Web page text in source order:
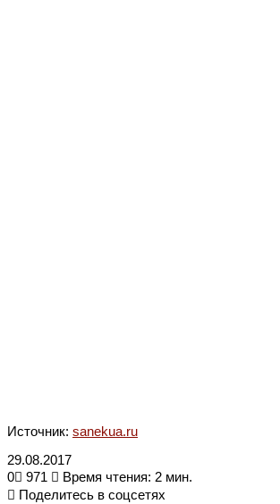
Источник: sanekua.ru
29.08.2017
0
971
Время чтения: 2 мин.
Поделитесь в соцсетях